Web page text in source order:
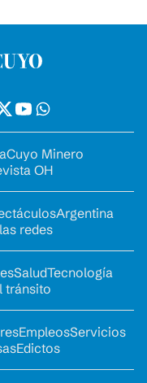
Cuyo Minero
OH
Argentina
redes
SaludTecnología
tránsito
EmpleosServicios
Edictos